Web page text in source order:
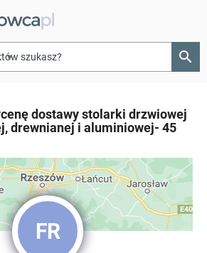
▾ search
dostawy stolarki drzwiowej
drewnianej i aluminiowej- 45
FR